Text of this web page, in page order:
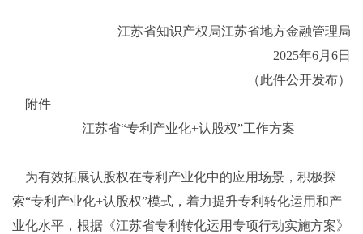
江苏省知识产权局江苏省地方金融管理局
2025年6月6日
（此件公开发布）
附件
江苏省“专利产业化+认股权”工作方案
为有效拓展认股权在专利产业化中的应用场景，积极探
索“专利产业化+认股权”模式，着力提升专利转化运用和产
业化水平，根据《江苏省专利转化运用专项行动实施方案》